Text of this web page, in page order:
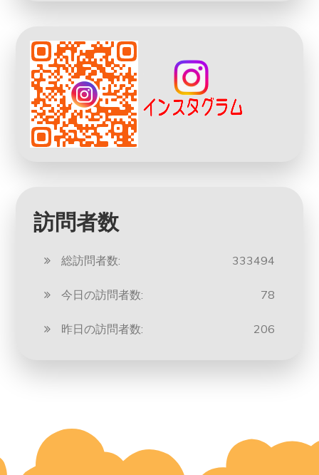
訪問者数
333494
総訪問者数:
78
今日の訪問者数:
206
昨日の訪問者数: